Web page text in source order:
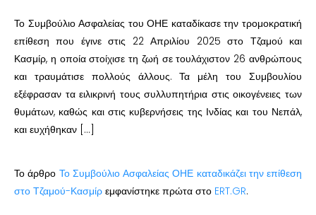
Το Συμβούλιο Ασφαλείας του ΟΗΕ καταδίκασε την τρομοκρατική
επίθεση που έγινε στις 22 Απριλίου 2025 στο Τζαμού και
Κασμίρ, η οποία στοίχισε τη ζωή σε τουλάχιστον 26 ανθρώπους
και τραυμάτισε πολλούς άλλους. Τα μέλη του Συμβουλίου
εξέφρασαν τα ειλικρινή τους συλλυπητήρια στις οικογένειες των
θυμάτων, καθώς και στις κυβερνήσεις της Ινδίας και του Νεπάλ,
και ευχήθηκαν […]
Το άρθρο Το Συμβούλιο Ασφαλείας ΟΗΕ καταδικάζει την επίθεση
στο Τζαμού-Κασμίρ εμφανίστηκε πρώτα στο ERT.GR.